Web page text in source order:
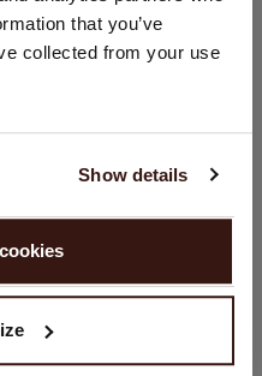
that you’ve
collected from your use
Show details
AUCH GEFALLEN